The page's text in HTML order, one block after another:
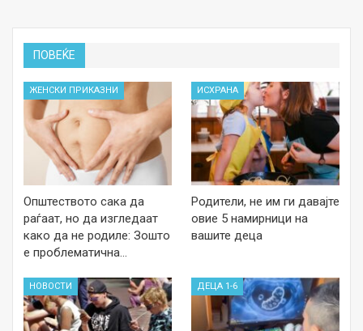
ПОВЕЌЕ
ЖЕНСКИ ПРИКАЗНИ
Општеството сака да
раѓаат, но да изгледаат
како да не родиле: Зошто
е проблематична…
ИСХРАНА
Родители, не им ги давајте
овие 5 намирници на
вашите деца
НОВОСТИ ДЕЦА 1-6